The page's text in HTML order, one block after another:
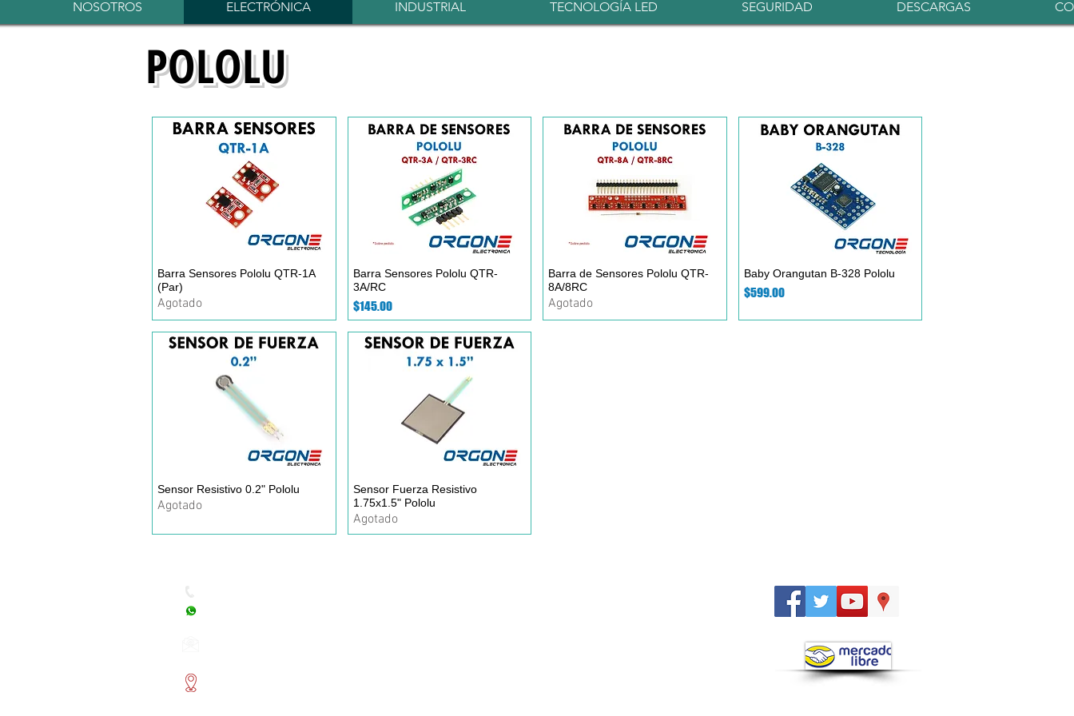
Iniciar sesión
NOSOTROS ELECTRÓNICA INDUSTRIAL TECNOLOGÍA LED SEGURIDAD DESCARGAS
POLOLU
Vista rápida
Barra Sensores Pololu QTR-1A
(Par)
Agotado
Vista rápida
Barra Sensores Pololu QTR-
3A/RC
Precio
$145.00
Vista rápida
Barra de Sensores Pololu QTR-
8A/8RC
Agotado
Vista rápida
Baby Orangutan B-328 Pololu
Precio
$599.00
Vista rápida
Sensor Resistivo 0.2" Pololu
Agotado
Vista rápida
Sensor Fuerza Resistivo
1.75x1.5" Pololu
Agotado